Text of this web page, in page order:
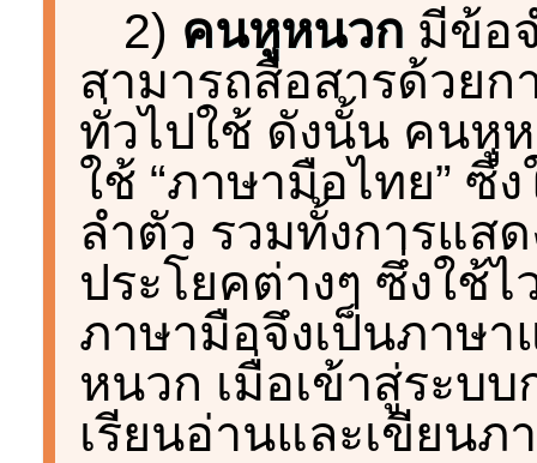
2) คนหูหนวก มีข้อ
สามารถสื่อสารด้วย
ทั่วไปใช้ ดังนั้น คนหู
ใช้ “ภาษามือไทย” ซึ่
ลำตัว รวมทั้งการแส
ประโยคต่างๆ ซึ่งใช้
ภาษามือจึงเป็นภาษ
หนวก เมื่อเข้าสู่ระบ
เรียนอ่านและเขียนภ